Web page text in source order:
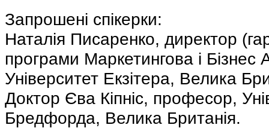
Запрошені спікерки:
Наталія Писаренко, директор
програми Маркетингова і Бізнес
Університет Екзітера, Велика
Доктор Єва Кіпніс, професор,
Бредфорда, Велика Британія.